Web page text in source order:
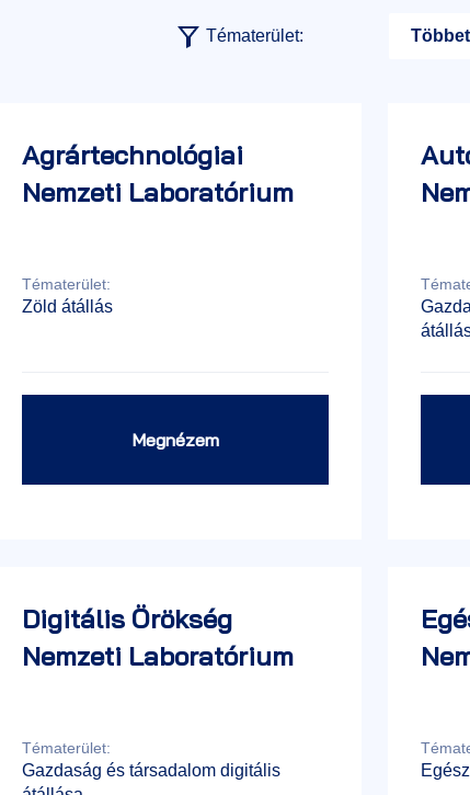
Tématerület:
Agrártechnológiai
Nemzeti Laboratórium
Tématerület:
Zöld átállás
Megnézem
Digitális Örökség
Nemzeti Laboratórium
Tématerület:
Gazdaság és társadalom digitális